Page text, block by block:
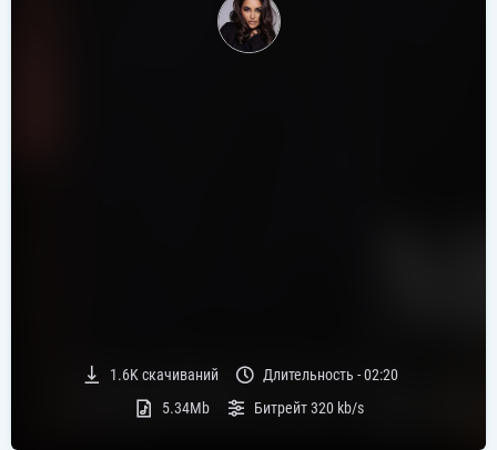
1.6Kскачиваний Длительность -02:20
5.34Mb
Битрейт320 kb/s